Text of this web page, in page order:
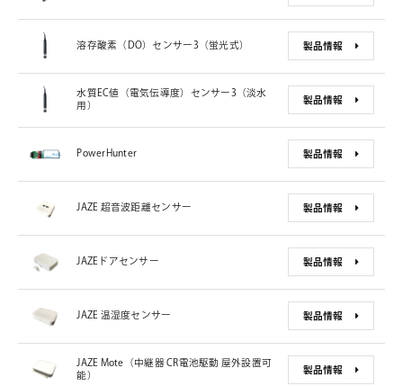
溶存酸素（DO）センサー3（蛍光式） 製品情報
水質EC値（電気伝導度）センサー3（淡水
用）
製品情報
PowerHunter 製品情報
JAZE 超音波距離センサー 製品情報
JAZEドアセンサー 製品情報
JAZE 温湿度センサー 製品情報
JAZE Mote（中継器 CR電池駆動 屋外設置可
能）
製品情報